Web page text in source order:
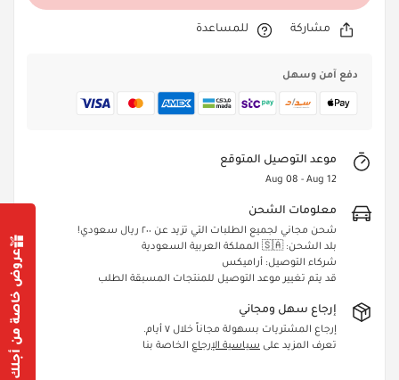
مشاركة للمساعدة
دفع آمن وسهل
موعد التوصيل المتوقع
Aug 08 - Aug 12
معلومات الشحن
شحن مجاني لجميع الطلبات التي تزيد عن ٢٠٠ ريال سعودي!
بلد الشحن: 🇸🇦 المملكة العربية السعودية
شركاء التوصيل: أراميكس
قد يتم تغيير موعد التوصيل للمنتجات المسبقة الطلب
إرجاع سهل ومجاني
إرجاع المشتريات بسهولة مجاناً خلال ٧ أيام.
تعرف المزيد على سياسية الإرجاع الخاصة بنا
Confirm your age
Are you 18 years old or older? عروض خاصة من أجلك